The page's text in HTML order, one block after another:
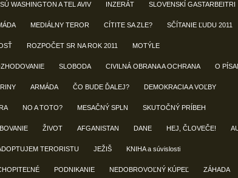
WASHINGTON A TEL AVIV INZERÁT SLOVENSKÍ GASTARBEITRI
MEDIÁLNY TEROR CÍTITE SA ZLE? SČÍTANIE ĽUDU 2011
ROZPOČET SR NA ROK 2011 MOTÝLE
SLOBODA CIVILNÁ OBRANA A OCHRANA O
ARMÁDA ČO BUDE ĎALEJ? DEMOKRACIA A VOĽBY
NO A TOTO? MESAČNÝ SPLN SKUTOČNÝ PRÍBEH
ŽIVOT AFGANISTAN DANE HEJ, ČLOVEČE!
TERORISTU JEŽIŠ KNIHA a súvislosti
PODNIKANIE NEDOBROVOĽNÝ KÚPEĽ ZÁHADA